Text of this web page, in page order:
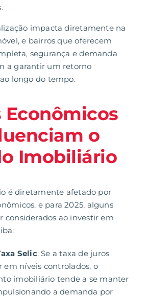
impacta diretamente na
, e bairros que oferecem
segurança e demanda
a garantir um retorno
longo do tempo.
Econômicos
o
Imobiliário
é diretamente afetado por
e para 2025, alguns
considerados ao investir em
Selic: Se a taxa de juros
em níveis controlados, o
imobiliário tende a se manter
a demanda por